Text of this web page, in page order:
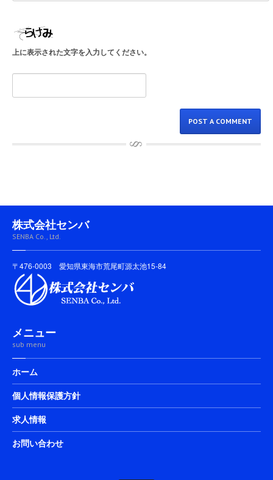
上に表示された文字を入力してください。
株式会社センバ
SENBA Co., Ltd.
〒476-0003 愛知県東海市荒尾町源太池15-84
メニュー
sub menu
ホーム
個人情報保護方針
求人情報
お問い合わせ